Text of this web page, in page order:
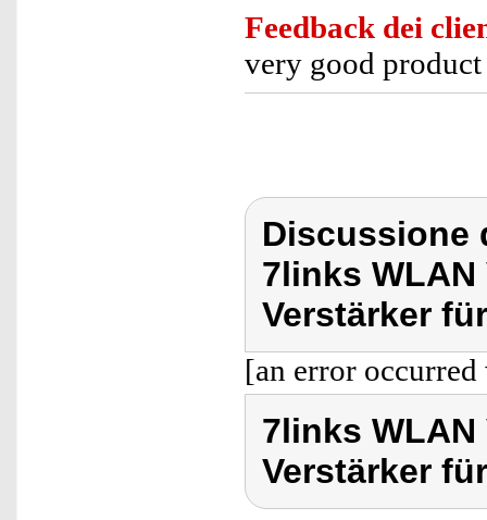
Feedback dei
very good product
Discussione
7links WLAN
Verstärker
[an error
7links WLAN
Verstärker